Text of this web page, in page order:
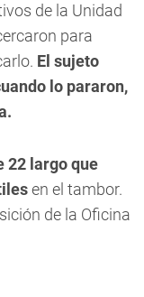
de la Unidad
para
El sujeto
lo pararon,
22 largo que
en el tambor.
de la Oficina